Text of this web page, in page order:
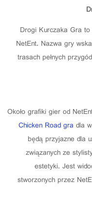
Drogi Kurczaka Gra
NetEnt. Nazwa gry
trasach pełnych
Około grafiki gier od
Chicken Road gra dla
będą przyjazne dla
związanych ze
estetyki. Jest
stworzonych przez